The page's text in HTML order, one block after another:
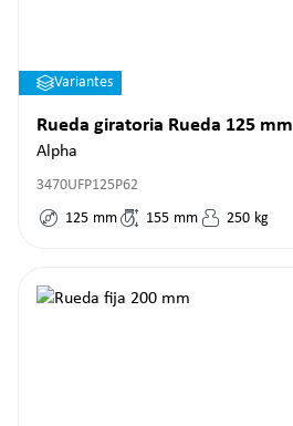
Variantes
Rueda giratoria Rueda 125 mm
Alpha
3470UFP125P62
125 mm 155 mm 250 kg